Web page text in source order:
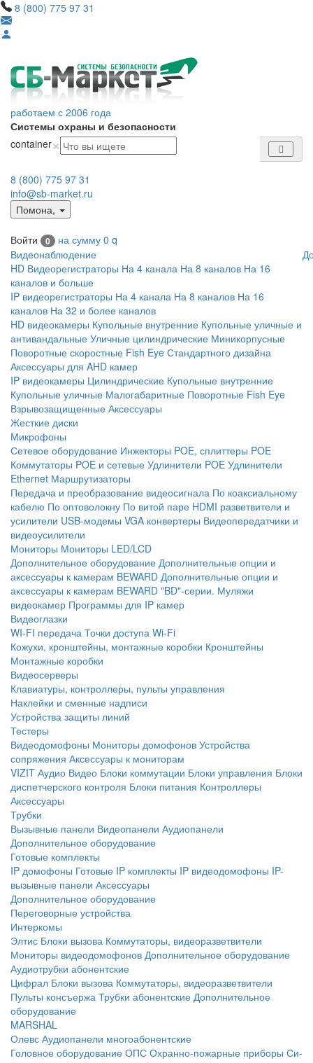
8 (800) 775 97 31
работаем с 2006 года
Системы охраны и безопасности
container×
8 (800) 775 97 31
info@sb-market.ru
Помона,
Войти 0 на сумму 0 q
Видеонаблюдение
HD Видеорегистраторы На 4 канала На 8 каналов На 16
каналов и больше
IP видеорегистраторы На 4 канала На 8 каналов На 16
каналов На 32 и более каналов
HD видеокамеры Купольные внутренние Купольные уличные и
антивандальные Уличные цилиндрические Миникорпусные
Поворотные скоростные Fish Eye Стандартного дизайна
Аксессуары для AHD камер
IP видеокамеры Цилиндрические Купольные внутренние
Купольные уличные Малогабаритные Поворотные Fish Eye
Взрывозащищенные Аксессуары
Жесткие диски
Микрофоны
Сетевое оборудование Инжекторы POE, сплиттеры POE
Коммутаторы POE и сетевые Удлинители POE Удлинители
Ethernet Маршрутизаторы
Передача и преобразование видеосигнала По коаксиальному
кабелю По оптоволокну По витой паре HDMI разветвители и
усилители USB-модемы VGA конвертеры Видеопередатчики и
видеоусилители
Мониторы Мониторы LED/LCD
Дополнительное оборудование Дополнительные опции и
аксессуары к камерам BEWARD Дополнительные опции и
аксессуары к камерам BEWARD "BD"-серии. Муляжи
видеокамер Программы для IP камер
Видеоглазки
WI-FI передача Точки доступа Wi-Fi
Кожухи, кронштейны, монтажные коробки Кронштейны
Монтажные коробки
Видеосерверы
Клавиатуры, контроллеры, пульты управления
Наклейки и сменные надписи
Устройства защиты линий
Тестеры
Видеодомофоны Мониторы домофонов Устройства
сопряжения Аксессуары к мониторам
VIZIT Аудио Видео Блоки коммутации Блоки управления Блоки
диспетчерского контроля Блоки питания Контроллеры
Аксессуары
Трубки
Вызывные панели Видеопанели Аудиопанели
Дополнительное оборудование
Готовые комплекты
IP домофоны Готовые IP комплекты IP видеодомофоны IP-
вызывные панели Аксессуары
Дополнительное оборудование
Переговорные устройства
Интеркомы
Элтис Блоки вызова Коммутаторы, видеоразветвители
Мониторы видеодомофонов Дополнительное оборудование
Аудиотрубки абонентские
Цифрал Блоки вызова Коммутаторы, видеоразветвители
Пульты консъержа Трубки абонентские Дополнительное
оборудование
MARSHAL
Олевс Аудиопанели многоабонентские
Головное оборудование ОПС Охранно-пожарные приборы Си-